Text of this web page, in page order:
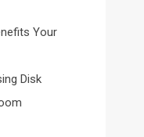
Your
Disk